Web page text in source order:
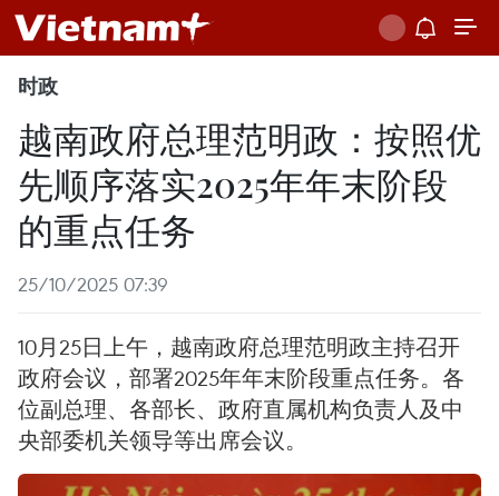
时政
越南政府总理范明政：按照优
先顺序落实2025年年末阶段
的重点任务
25/10/2025 07:39
10月25日上午，越南政府总理范明政主持召开
政府会议，部署2025年年末阶段重点任务。各
位副总理、各部长、政府直属机构负责人及中
央部委机关领导等出席会议。